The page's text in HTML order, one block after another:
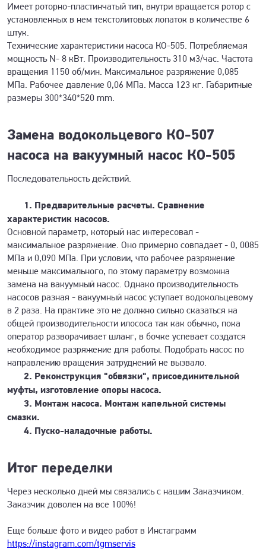
Имеет роторно-пластинчатый тип, внутри вращается ротор с
установленных в нем текстолитовых лопаток в количестве 6
штук.
Технические характеристики насоса КО-505. Потребляемая
мощность N- 8 кВт. Производительность 310 м3/час. Частота
вращения 1150 об/мин. Максимальное разряжение 0,085
МПа. Рабочее давление 0,06 МПа. Масса 123 кг. Габаритные
размеры 300*340*520 mm.
Замена водокольцевого КО-507
насоса на вакуумный насос КО-505
Последовательность действий.
1. Предварительные расчеты. Сравнение
характеристик насосов.
Основной параметр, который нас интересовал -
максимальное разряжение. Оно примерно совпадает - 0, 0085
МПа и 0,090 МПа. При условии, что рабочее разряжение
меньше максимального, по этому параметру возможна
замена на вакуумный насос. Однако производительность
насосов разная - вакуумный насос уступает водокольцевому
в 2 раза. На практике это не должно сильно сказаться на
общей производительности илососа так как обычно, пока
оператор разворачивает шланг, в бочке успевает создатся
необходимое разряжение для работы. Подобрать насос по
направлению вращения затруднений не вызвало.
2. Реконструкция "обвязки", присоединительной
муфты, изготовление опоры насоса.
3. Монтаж насоса. Монтаж капельной системы
смазки.
4. Пуско-наладочные работы.
Итог переделки
Через несколько дней мы связались с нашим Заказчиком.
Заказчик доволен на все 100%!
Еще больше фото и видео работ в Инстаграмм
https://instagram.com/tgmservis